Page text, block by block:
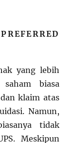
yang lebih
biasa
klaim atas
Namun,
tidak
Meskipun